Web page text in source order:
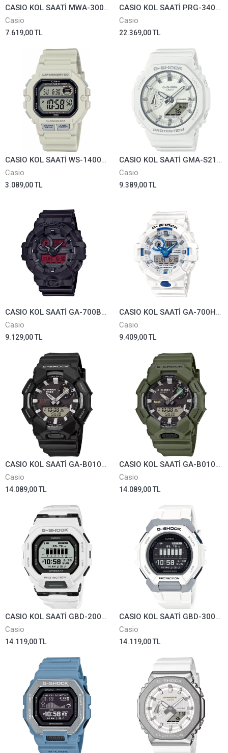
CASIO KOL SAATİ MWA-300H-2AVDF
Casio
7.619,00 TL
CASIO KOL SAATİ PRG-340ANS-3DR
Casio
22.369,00 TL
CASIO KOL SAATİ WS-1400H-8AVDF
Casio
3.089,00 TL
CASIO KOL SAATİ GMA-S2100-7ADR
Casio
9.389,00 TL
CASIO KOL SAATİ GA-700BBR-1ADR
Casio
9.129,00 TL
CASIO KOL SAATİ GA-700HDS-7ADR
Casio
9.409,00 TL
CASIO KOL SAATİ GA-B010-1ADR
Casio
14.089,00 TL
CASIO KOL SAATİ GA-B010-3ADR
Casio
14.089,00 TL
CASIO KOL SAATİ GBD-200-7DR
Casio
14.119,00 TL
CASIO KOL SAATİ GBD-300-7DR
Casio
14.119,00 TL